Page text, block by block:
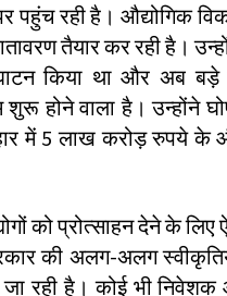
पहुंच रही है। औद्योगिक
तैयार कर रही है।
किया था और अब
शुरू होने वाला है। उन्होंने
में 5 लाख करोड़ रुपये के
को प्रोत्साहन देने के लिए
की अलग-अलग
जा रही है। कोई भी